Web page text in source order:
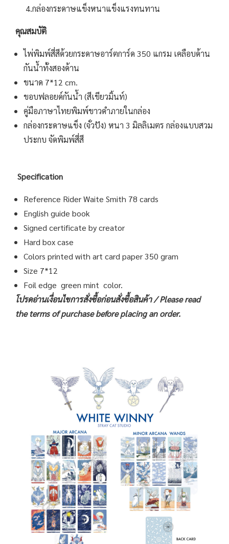
4.กล่องกระดาษแข็งหนาแข็งแรงทนทาน
คุณสมบัติ
ไพ่พิมพ์สี่สีด้วยกระดาษอาร์ตการ์ด 350 แกรม เคลือบด้าน
กันน้ำทั้งสองด้าน
ขนาด 7*12 cm.
ขอบฟลอยด์กันน้ำ (สีเขียวมิ้นท์)
คู่มือภาษาไทยพิมพ์ขาวดำภายในกล่อง
กล่องกระดาษแข็ง (จั่วปัง) หนา 3 มิลลิเมตร กล่องแบบสวม
ประกบ จัดพิมพ์สี่สี
Specification
Reference Rider Waite Smith 78 cards
English guide book
Signed certificate by creator
Hard box case
Colors printed with art card paper 350 gram
Size 7*12
Foil edge green mint color.
โปรดอ่านเงื่อนไขการสั่งซื้อก่อนสั่งซื้อสินค้า / Please read
the terms of purchase before placing an order.